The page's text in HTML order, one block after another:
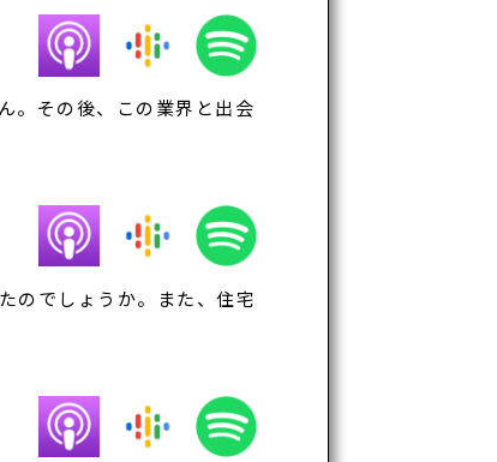
。その後、この業界と出会
のでしょうか。また、住宅